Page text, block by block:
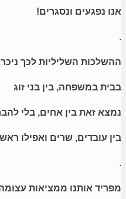
אנו נפגעים ונסגרים!
.
ההשלכות השליליות לכך
בבית במשפחה, בין בני זוג
נמצא זאת בין אחים, בלי
בין עובדים, שרים ואפילו
.
מפריד אותנו ממציאות